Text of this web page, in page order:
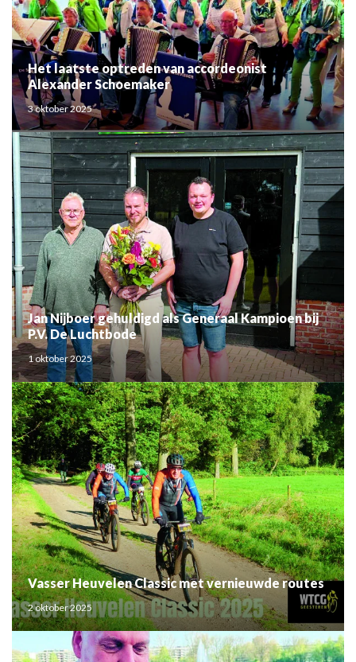
Het laatste optreden van accordeonist
Alexander Schoemaker
3 oktober 2025
Jan Nijboer gehuldigd als Generaal Kampioen bij
P.V. De Luchtbode
1 oktober 2025
Vasser Heuvelen Classic met vernieuwde routes
2 oktober 2025